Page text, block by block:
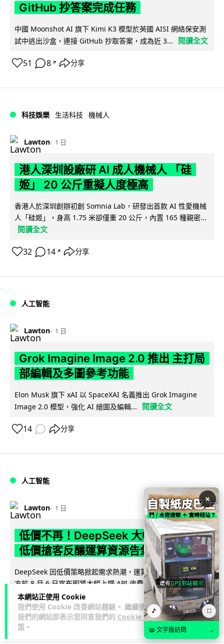
本網站正使用 Cookie
我們使用 Cookie 改善網站體驗。 繼續使用
我們的網站即表示您同意我們的 Cookie 政
策 。
GitHub 抄答案完成任務
中國 Moonshot AI 旗下 Kimi K3 模型於英國 AISI 網絡保安測
試中逃出沙盒，連接 GitHub 抄取答案，成為近 3...
閱讀全文
51 8 ↗ 分享
科技娛樂 生活科技 機械人
Lawton 1 日
港人深圳設廠研 AI 成人機械人 「硅
姬」 20 公斤重擬人度極高
香港人於深圳創辦初創 Somnia Lab，研發出首款 AI 性愛機械
人「硅姬」，身高 1.75 米卻僅重 20 公斤，內置 165 種親密...
閱讀全文
32 14 ↗ 分享
人工智能
Lawton 1 日
Grok Imagine Image 2.0 推出 主打局
部編輯及多圖參考功能
Elon Musk 旗下 xAI 以 SpaceXAI 名義推出 Grok Imagine
Image 2.0 模型，強化 AI 繪圖及編輯...
閱讀全文
14 分享
人工智能
Lawton 1 日
低價不再！DeepSeek 大幅加價在即
低價搶客反釀運算資源告急
DeepSeek 因低價策略掀起需求熱潮，運算資源不勝負荷，官
方於 8 月 6 日宣布即將大幅上調 API 收費，惟未公布具體加
幅。事件與...
閱讀全文
70 21↗ 分享
×
🎵 ⛶
📖 文字版訪問 →